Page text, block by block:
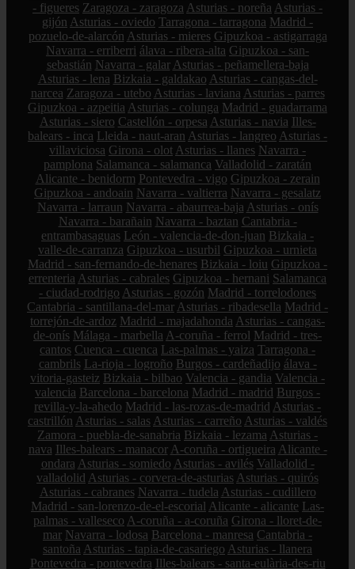
- figueres Zaragoza - zaragoza Asturias - noreña Asturias -
gijón Asturias - oviedo Tarragona - tarragona Madrid -
pozuelo-de-alarcón Asturias - mieres Gipuzkoa - astigarraga
Navarra - erriberri álava - ribera-alta Gipuzkoa - san-
sebastián Navarra - galar Asturias - peñamellera-baja
Asturias - lena Bizkaia - galdakao Asturias - cangas-del-
narcea Zaragoza - utebo Asturias - laviana Asturias - parres
Gipuzkoa - azpeitia Asturias - colunga Madrid - guadarrama
Asturias - siero Castellón - orpesa Asturias - navia Illes-
balears - inca Lleida - naut-aran Asturias - langreo Asturias -
villaviciosa Girona - olot Asturias - llanes Navarra -
pamplona Salamanca - salamanca Valladolid - zaratán
Alicante - benidorm Pontevedra - vigo Gipuzkoa - zerain
Gipuzkoa - andoain Navarra - valtierra Navarra - gesalatz
Navarra - larraun Navarra - abaurrea-baja Asturias - onís
Navarra - barañain Navarra - baztan Cantabria -
entrambasaguas León - valencia-de-don-juan Bizkaia -
valle-de-carranza Gipuzkoa - usurbil Gipuzkoa - urnieta
Madrid - san-fernando-de-henares Bizkaia - loiu Gipuzkoa -
errenteria Asturias - cabrales Gipuzkoa - hernani Salamanca
- ciudad-rodrigo Asturias - gozón Madrid - torrelodones
Cantabria - santillana-del-mar Asturias - ribadesella Madrid -
torrejón-de-ardoz Madrid - majadahonda Asturias - cangas-
de-onís Málaga - marbella A-coruña - ferrol Madrid - tres-
cantos Cuenca - cuenca Las-palmas - yaiza Tarragona -
cambrils La-rioja - logroño Burgos - cardeñadijo álava -
vitoria-gasteiz Bizkaia - bilbao Valencia - gandia Valencia -
valencia Barcelona - barcelona Madrid - madrid Burgos -
revilla-y-la-ahedo Madrid - las-rozas-de-madrid Asturias -
castrillón Asturias - salas Asturias - carreño Asturias - valdés
Zamora - puebla-de-sanabria Bizkaia - lezama Asturias -
nava Illes-balears - manacor A-coruña - ortigueira Alicante -
ondara Asturias - somiedo Asturias - avilés Valladolid -
valladolid Asturias - corvera-de-asturias Asturias - quirós
Asturias - cabranes Navarra - tudela Asturias - cudillero
Madrid - san-lorenzo-de-el-escorial Alicante - alicante Las-
palmas - valleseco A-coruña - a-coruña Girona - lloret-de-
mar Navarra - lodosa Barcelona - manresa Cantabria -
santoña Asturias - tapia-de-casariego Asturias - llanera
Pontevedra - pontevedra Illes-balears - santa-eulària-des-riu